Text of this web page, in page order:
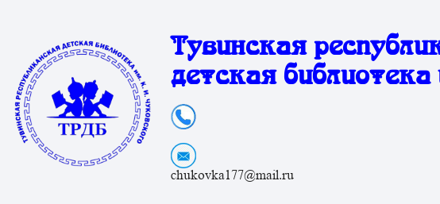
Тувинская
детская
chukovka177@mail.ru